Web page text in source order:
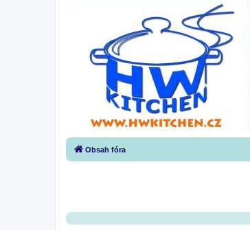
Obsah fóra